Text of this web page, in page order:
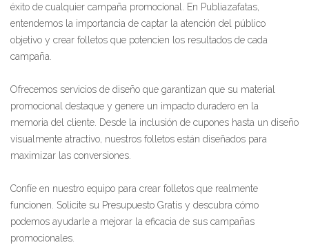
éxito de cualquier campaña promocional. En Publiazafatas,
entendemos la importancia de captar la atención del público
objetivo y crear folletos que potencien los resultados de cada
campaña.
Ofrecemos servicios de diseño que garantizan que su material
promocional destaque y genere un impacto duradero en la
memoria del cliente. Desde la inclusión de cupones hasta un diseño
visualmente atractivo, nuestros folletos están diseñados para
maximizar las conversiones.
Confíe en nuestro equipo para crear folletos que realmente
funcionen. Solicite su Presupuesto Gratis y descubra cómo
podemos ayudarle a mejorar la eficacia de sus campañas
promocionales.